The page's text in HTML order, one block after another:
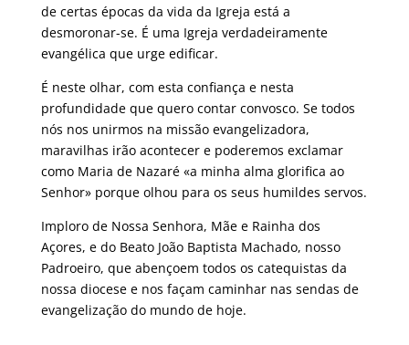
de certas épocas da vida da Igreja está a
desmoronar-se. É uma Igreja verdadeiramente
evangélica que urge edificar.
É neste olhar, com esta confiança e nesta
profundidade que quero contar convosco. Se todos
nós nos unirmos na missão evangelizadora,
maravilhas irão acontecer e poderemos exclamar
como Maria de Nazaré «a minha alma glorifica ao
Senhor» porque olhou para os seus humildes servos.
Imploro de Nossa Senhora, Mãe e Rainha dos
Açores, e do Beato João Baptista Machado, nosso
Padroeiro, que abençoem todos os catequistas da
nossa diocese e nos façam caminhar nas sendas de
evangelização do mundo de hoje.